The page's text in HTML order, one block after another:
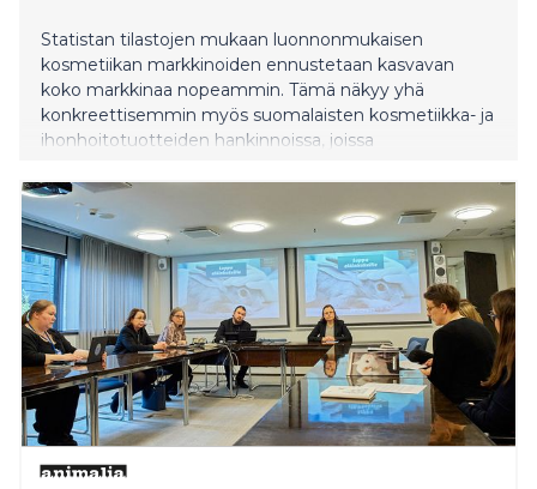
Statistan tilastojen mukaan luonnonmukaisen
kosmetiikan markkinoiden ennustetaan kasvavan
koko markkinaa nopeammin. Tämä näkyy yhä
konkreettisemmin myös suomalaisten kosmetiikka- ja
ihonhoitotuotteiden hankinnoissa, joissa
asemaansa. Peräti 54 prosenttia Sokoksen teettämän
kyselytutkimuksen vastaajista toteaa kasvattaneensa
luonnonkosmetiikan käyttöä viime vuosina.
Tärkeimmät syyt valita luonnonmukaisempia tuotteita
perinteisempien kosmetiikkatuotteiden sijaan ovat
kemikaalien välttäminen ja tuotteiden turvallisuus.